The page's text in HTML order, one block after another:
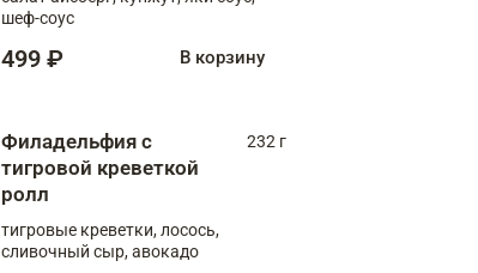
шеф-соус
499 ₽ В корзину
Филадельфия с
тигровой креветкой
ролл
232 г
тигровые креветки, лосось,
сливочный сыр, авокадо